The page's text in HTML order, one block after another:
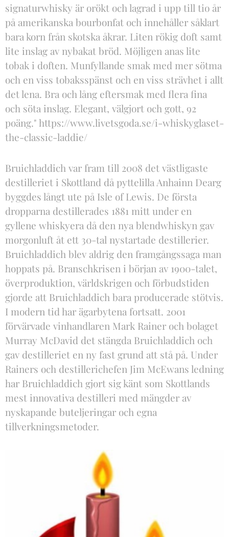
signaturwhisky är orökt och lagrad i upp till tio år
på amerikanska bourbonfat och innehåller såklart
bara korn från skotska åkrar. Liten rökig doft samt
lite inslag av nybakat bröd. Möjligen anas lite
tobak i doften. Munfyllande smak med mer sötma
och en viss tobaksspänst och en viss strävhet i allt
det lena. Bra och lång eftersmak med flera fina
och söta inslag. Elegant, välgjort och gott, 92
poäng." https://www.livetsgoda.se/i-whiskyglaset-
the-classic-laddie/
Bruichladdich var fram till 2008 det västligaste
destilleriet i Skottland då pyttelilla Anhainn Dearg
byggdes långt ute på Isle of Lewis. De första
dropparna destillerades 1881 mitt under en
gyllene whiskyera då den nya blendwhiskyn gav
morgonluft åt ett 30-tal nystartade destillerier.
Bruichladdich blev aldrig den framgångssaga man
hoppats på. Branschkrisen i början av 1900-talet,
överproduktion, världskrigen och förbudstiden
gjorde att Bruichladdich bara producerade stötvis.
I modern tid har ägarbytena fortsatt. 2001
förvärvade vinhandlaren Mark Rainer och bolaget
Murray McDavid det stängda Bruichladdich och
gav destilleriet en ny fast grund att stå på. Under
Rainers och destillerichefen Jim McEwans ledning
har Bruichladdich gjort sig känt som Skottlands
mest innovativa destilleri med mängder av
nyskapande buteljeringar och egna
tillverkningsmetoder.